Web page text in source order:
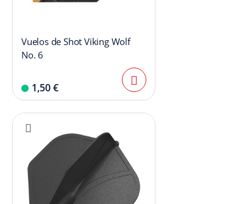
Vuelos de Shot Viking Wolf
No. 6
1,50 €